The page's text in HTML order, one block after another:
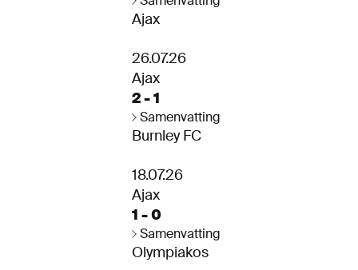
Ajax
26.07.26
Ajax
2 - 1
Burnley FC
Samenvatting
18.07.26
Ajax
1 - 0
Olympiakos
Samenvatting